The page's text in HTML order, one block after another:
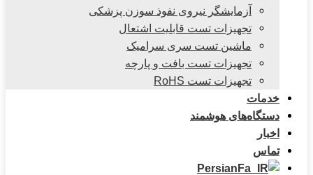
آزمایشگر نیروی نفوذ سوزن پزشکی
تجهیزات تست قابلیت اشتعال
ماشین تست سری سرامیک
تجهیزات تست بافت و پارچه
تجهیزات تست RoHS
خدمات
دستگاه‌های هوشمند
اخبار
تماس
Persian